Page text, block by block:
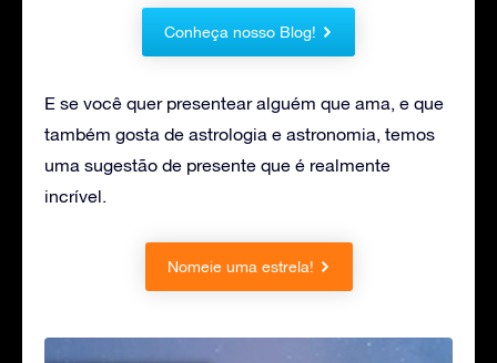
Conheça nosso Blog!
E se você quer presentear alguém que ama, e que
também gosta de astrologia e astronomia, temos
uma sugestão de presente que é realmente
incrível.
Nomeie uma estrela!